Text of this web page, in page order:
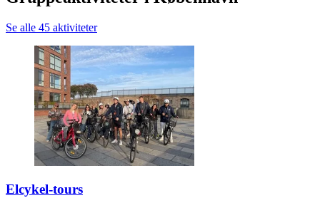
Se alle 45 aktiviteter
Elcykel-tours